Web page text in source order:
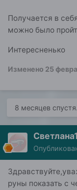
Получается в
можно было
Интересненько
Изменено 25
8 месяцев
руны показать с